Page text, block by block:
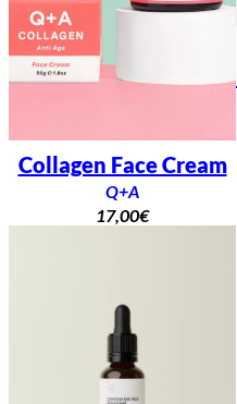
Collagen Face Cream
Q+A
17,00€